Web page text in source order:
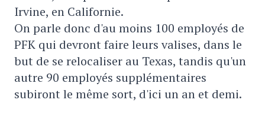
Irvine, en Californie.
On parle donc d'au moins 100 employés de
PFK qui devront faire leurs valises, dans le
but de se relocaliser au Texas, tandis qu'un
autre 90 employés supplémentaires
subiront le même sort, d'ici un an et demi.